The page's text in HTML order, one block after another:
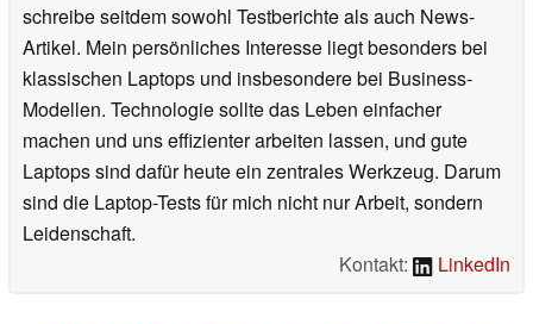
schreibe seitdem sowohl Testberichte als auch News-
Artikel. Mein persönliches Interesse liegt besonders bei
klassischen Laptops und insbesondere bei Business-
Modellen. Technologie sollte das Leben einfacher
machen und uns effizienter arbeiten lassen, und gute
Laptops sind dafür heute ein zentrales Werkzeug. Darum
sind die Laptop-Tests für mich nicht nur Arbeit, sondern
Leidenschaft.
Kontakt:
LinkedIn